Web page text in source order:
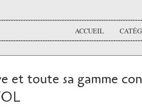
ACCUEIL
et toute sa gamme